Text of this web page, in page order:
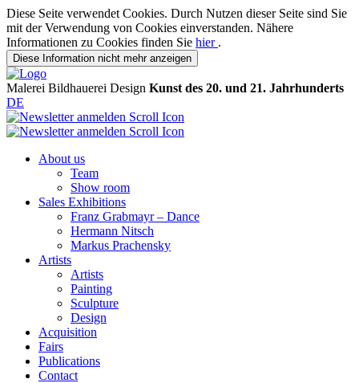
Diese Seite verwendet Cookies. Durch Nutzen dieser Seite sind Sie
mit der Verwendung von Cookies einverstanden. Nähere
Informationen zu Cookies finden Sie hier .
Diese Information nicht mehr anzeigen
Malerei Bildhauerei Design Kunst des 20. und 21. Jahrhunderts
DE
About us
Team
Show room
Sales Exhibitions
Franz Grabmayr – Dance
Hermann Nitsch
Markus Prachensky
Artists
Artists
Painting
Sculpture
Design
Acquisition
Fairs
Publications
Contact